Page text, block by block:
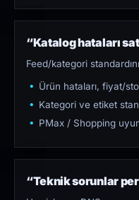
“Katalog hataları
Feed/kategori
Ürün hataları, fiyat/
Kategori ve etiket
PMax / Shopping
“Teknik sorunlar